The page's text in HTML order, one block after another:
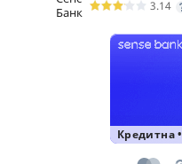
Банк
3.14
Кредитна•